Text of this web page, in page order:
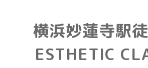
横浜妙蓮寺駅
ESTHETIC